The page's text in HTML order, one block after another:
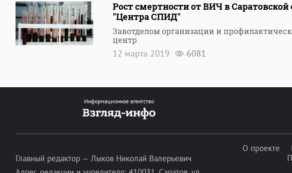
Рост смертности от ВИЧ в
"Центра СПИД"
Завотделом организации и
центр
12 марта 2019 6081
Информационное агентство
Главный редактор — Лыков Николай Валерьевич
О проекте